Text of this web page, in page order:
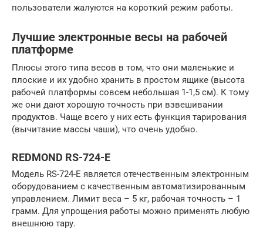
пользователи жалуются на короткий режим работы.
Лучшие электронные весы на рабочей
платформе
Плюсы этого типа весов в том, что они маленькие и
плоские и их удобно хранить в простом ящике (высота
рабочей платформы совсем небольшая 1-1,5 см). К тому
же они дают хорошую точность при взвешивании
продуктов. Чаще всего у них есть функция тарирования
(вычитание массы чаши), что очень удобно.
REDMOND RS-724-E
Модель RS-724-E является отечественным электронным
оборудованием с качественным автоматизированным
управлением. Лимит веса – 5 кг, рабочая точность – 1
грамм. Для упрощения работы можно применять любую
внешнюю тару.